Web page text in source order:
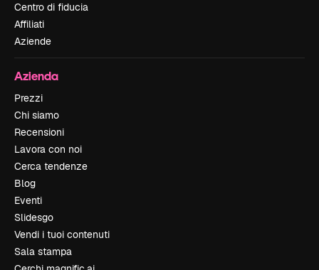
Centro di fiducia
Affiliati
Aziende
Azienda
Prezzi
Chi siamo
Recensioni
Lavora con noi
Cerca tendenze
Blog
Eventi
Slidesgo
Vendi i tuoi contenuti
Sala stampa